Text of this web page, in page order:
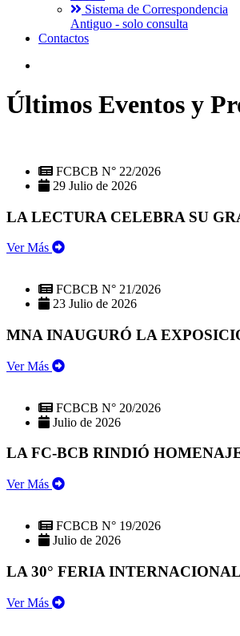
Sistema de Correspondencia
Antiguo - solo consulta
Contactos
Últimos Eventos y
FCBCB N° 22/2026
29 Julio de 2026
LA LECTURA CELEBRA SU
Ver Más
FCBCB N° 21/2026
23 Julio de 2026
MNA INAUGURÓ LA
Ver Más
FCBCB N° 20/2026
Julio de 2026
LA FC-BCB RINDIÓ
Ver Más
FCBCB N° 19/2026
Julio de 2026
LA 30° FERIA
Ver Más